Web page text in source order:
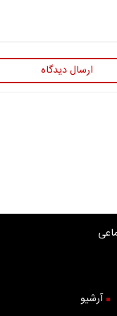
ارسال دیدگاه
آرشیو